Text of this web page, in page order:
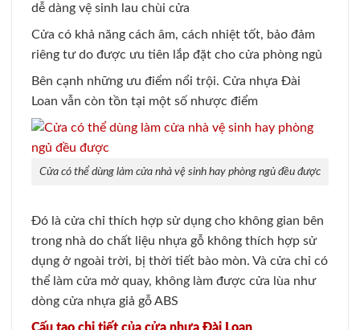
dễ dàng vệ sinh lau chùi cửa
Cửa có khả năng cách âm, cách nhiệt tốt, bảo đảm
riêng tư do được ưu tiên lắp đặt cho cửa phòng ngủ
Bên cạnh những ưu điểm nổi trội. Cửa nhựa Đài
Loan vẫn còn tồn tại một số nhược điểm
Cửa có thể dùng làm cửa nhà vệ sinh hay phòng ngủ đều được
Đó là cửa chỉ thích hợp sử dụng cho không gian bên
trong nhà do chất liệu nhựa gỗ không thích hợp sử
dụng ở ngoài trời, bị thời tiết bào mòn. Và cửa chỉ có
thể làm cửa mở quay, không làm được cửa lùa như
dòng cửa nhựa giả gỗ ABS